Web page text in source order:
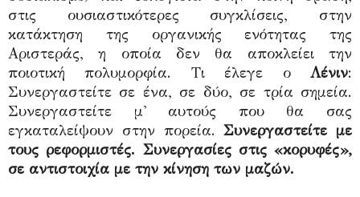
στις ουσιαστικότερες συγκλίσεις, στην
κατάκτηση της οργανικής ενότητας της
Αριστεράς, η οποία δεν θα αποκλείει την
ποιοτική πολυμορφία. Τι έλεγε ο Λένιν:
Συνεργαστείτε σε ένα, σε δύο, σε τρία σημεία.
Συνεργαστείτε μ' αυτούς που θα σας
εγκαταλείψουν στην πορεία.Συνεργαστείτε με
τους ρεφορμιστές. Συνεργασίες στις «κορυφές»,
σε αντιστοιχία με την κίνηση των μαζών.